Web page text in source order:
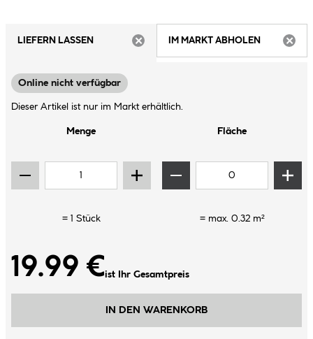
LIEFERN LASSEN
IM MARKT ABHOLEN
Online nicht verfügbar
Dieser Artikel ist nur im Markt erhältlich.
Menge Fläche
= 1 Stück = max. 0.32m²
19.99 €ist Ihr Gesamtpreis
IN DEN WARENKORB